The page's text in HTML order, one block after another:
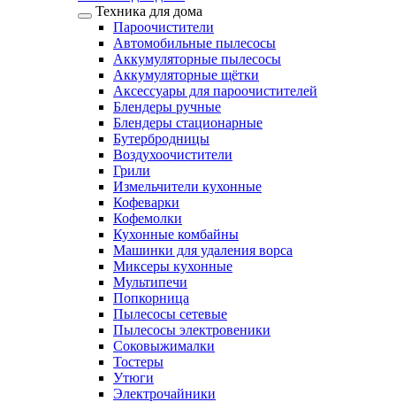
Техника для дома
Пароочистители
Автомобильные пылесосы
Аккумуляторные пылесосы
Аккумуляторные щётки
Аксессуары для пароочистителей
Блендеры ручные
Блендеры стационарные
Бутербродницы
Воздухоочистители
Грили
Измельчители кухонные
Кофеварки
Кофемолки
Кухонные комбайны
Машинки для удаления ворса
Миксеры кухонные
Мультипечи
Попкорница
Пылесосы сетевые
Пылесосы электровеники
Соковыжималки
Тостеры
Утюги
Электрочайники